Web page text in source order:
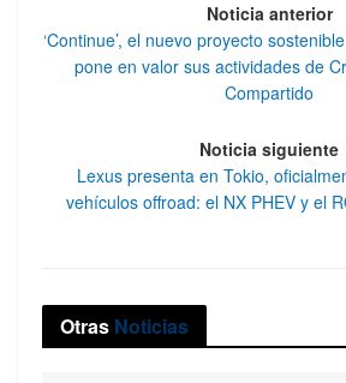
Noticia anterior
‘Continue’, el nuevo proyecto
pone en valor sus actividades de
Compartido
Noticia siguiente
Lexus presenta en Tokio,
vehículos offroad: el NX PHEV y el
Otras Noticias